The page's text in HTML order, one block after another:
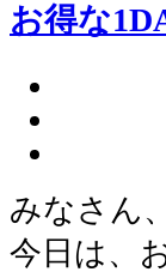
お得な
みなさん
今日は、